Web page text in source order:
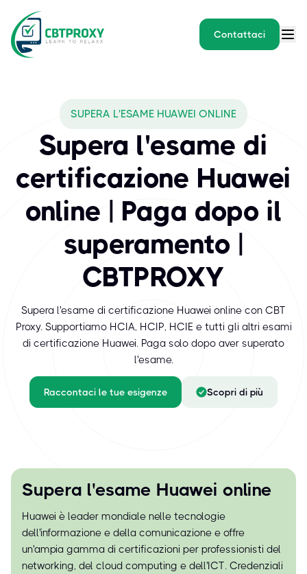
Contattaci
Huawei è leader mondiale nelle tecnologie dell'informazione e
SUPERA L'ESAME HUAWEI ONLINE
Supera l'esame di
certificazione Huawei
online | Paga dopo il
superamento |
CBTPROXY
Supera l'esame di certificazione Huawei online con CBT
Proxy. Supportiamo HCIA, HCIP, HCIE e tutti gli altri esami
di certificazione Huawei. Paga solo dopo aver superato
l'esame.
Raccontaci le tue esigenze Scopri di più
Supera l'esame Huawei online
Huawei è leader mondiale nelle tecnologie
dell'informazione e della comunicazione e offre
un'ampia gamma di certificazioni per professionisti del
networking, del cloud computing e dell'ICT. Credenziali